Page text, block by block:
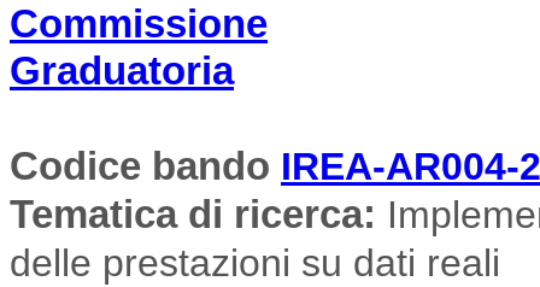
Commissione
Graduatoria
Codice bando IREA-AR004-
Tematica di ricerca:
delle prestazioni su dati reali